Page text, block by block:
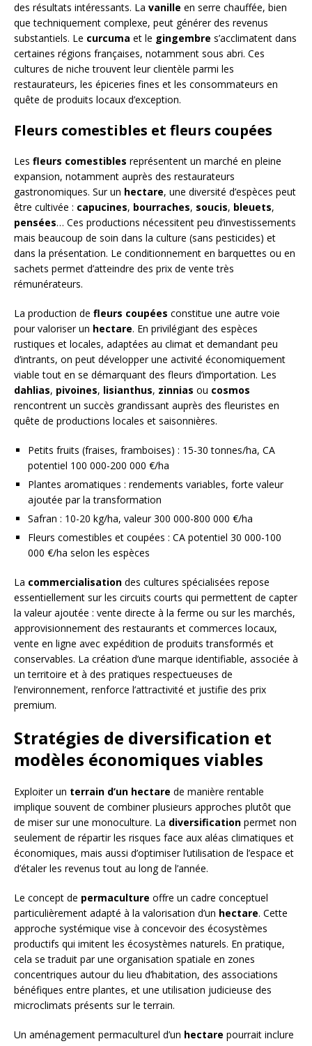
des résultats intéressants. La vanille en serre chauffée, bien
que techniquement complexe, peut générer des revenus
substantiels. Le curcuma et le gingembre s’acclimatent dans
certaines régions françaises, notamment sous abri. Ces
cultures de niche trouvent leur clientèle parmi les
restaurateurs, les épiceries fines et les consommateurs en
quête de produits locaux d’exception.
Fleurs comestibles et fleurs coupées
Les fleurs comestibles représentent un marché en pleine
expansion, notamment auprès des restaurateurs
gastronomiques. Sur un hectare, une diversité d’espèces peut
être cultivée : capucines, bourraches, soucis, bleuets,
pensées… Ces productions nécessitent peu d’investissements
mais beaucoup de soin dans la culture (sans pesticides) et
dans la présentation. Le conditionnement en barquettes ou en
sachets permet d’atteindre des prix de vente très
rémunérateurs.
La production de fleurs coupées constitue une autre voie
pour valoriser un hectare. En privilégiant des espèces
rustiques et locales, adaptées au climat et demandant peu
d’intrants, on peut développer une activité économiquement
viable tout en se démarquant des fleurs d’importation. Les
dahlias, pivoines, lisianthus, zinnias ou cosmos
rencontrent un succès grandissant auprès des fleuristes en
quête de productions locales et saisonnières.
Petits fruits (fraises, framboises) : 15-30 tonnes/ha, CA
potentiel 100 000-200 000 €/ha
Plantes aromatiques : rendements variables, forte valeur
ajoutée par la transformation
Safran : 10-20 kg/ha, valeur 300 000-800 000 €/ha
Fleurs comestibles et coupées : CA potentiel 30 000-100
000 €/ha selon les espèces
La commercialisation des cultures spécialisées repose
essentiellement sur les circuits courts qui permettent de capter
la valeur ajoutée : vente directe à la ferme ou sur les marchés,
approvisionnement des restaurants et commerces locaux,
vente en ligne avec expédition de produits transformés et
conservables. La création d’une marque identifiable, associée à
un territoire et à des pratiques respectueuses de
l’environnement, renforce l’attractivité et justifie des prix
premium.
Stratégies de diversification et
modèles économiques viables
Exploiter un terrain d’un hectare de manière rentable
implique souvent de combiner plusieurs approches plutôt que
de miser sur une monoculture. La diversification permet non
seulement de répartir les risques face aux aléas climatiques et
économiques, mais aussi d’optimiser l’utilisation de l’espace et
d’étaler les revenus tout au long de l’année.
Le concept de permaculture offre un cadre conceptuel
particulièrement adapté à la valorisation d’un hectare. Cette
approche systémique vise à concevoir des écosystèmes
productifs qui imitent les écosystèmes naturels. En pratique,
cela se traduit par une organisation spatiale en zones
concentriques autour du lieu d’habitation, des associations
bénéfiques entre plantes, et une utilisation judicieuse des
microclimats présents sur le terrain.
Un aménagement permaculturel d’un hectare pourrait inclure